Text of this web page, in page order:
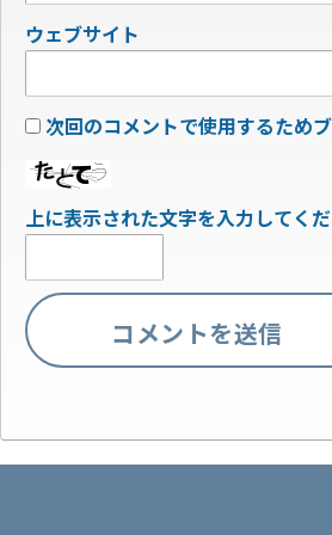
ウェブサイト
次回のコメントで使用するため
上に表示された文字を入力してくだ